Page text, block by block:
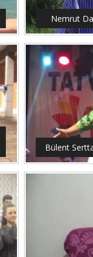
Nemrut
Bülent